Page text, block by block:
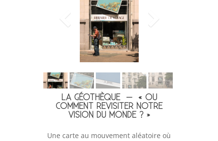
LA GÉOTHÈQUE – « OU
COMMENT REVISITER NOTRE
VISION DU MONDE ? »
Une carte au mouvement aléatoire où